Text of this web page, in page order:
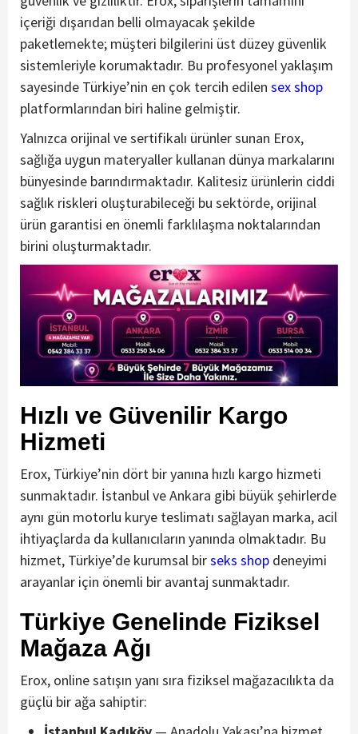
içeriği dışarıdan belli olmayacak şekilde
paketlemekte; müşteri bilgilerini üst düzey güvenlik
sistemleriyle korumaktadır. Bu profesyonel yaklaşım
sayesinde Türkiye’nin en çok tercih edilen sex shop
platformlarından biri haline gelmiştir.
Yalnızca orijinal ve sertifikalı ürünler sunan Erox,
sağlığa uygun materyaller kullanan dünya markalarını
bünyesinde barındırmaktadır. Kalitesiz ürünlerin ciddi
sağlık riskleri oluşturabileceği bu sektörde, orijinal
ürün garantisi en önemli farklılaşma noktalarından
birini oluşturmaktadır.
Hızlı ve Güvenilir Kargo
Hizmeti
Erox, Türkiye’nin dört bir yanına hızlı kargo hizmeti
sunmaktadır. İstanbul ve Ankara gibi büyük şehirlerde
aynı gün motorlu kurye teslimatı sağlayan marka, acil
ihtiyaçlarda da kullanıcıların yanında olmaktadır. Bu
hizmet, Türkiye’de kurumsal birseks shop deneyimi
arayanlar için önemli bir avantaj sunmaktadır.
Türkiye Genelinde Fiziksel
Mağaza Ağı
Erox, online satışın yanı sıra fiziksel mağazacılıkta da
güçlü bir ağa sahiptir: